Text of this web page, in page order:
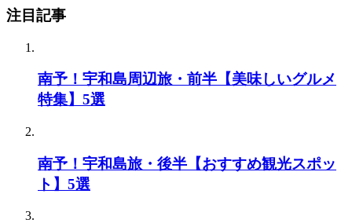
注目記事
南予！宇和島周辺旅・前半【美味しいグルメ
特集】5選
南予！宇和島旅・後半【おすすめ観光スポッ
ト】5選